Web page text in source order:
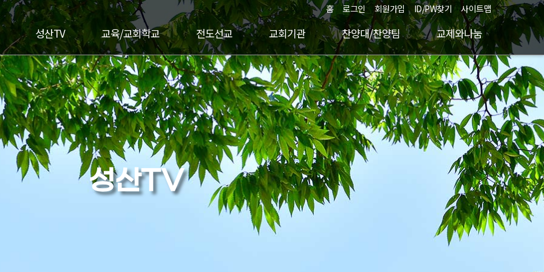
홈 로그인 회원가입 ID/PW찾기 사이트맵
성산TV 교육/교회학교 전도선교 교회기관 찬양대/찬양팀 교제와나눔
성산TV